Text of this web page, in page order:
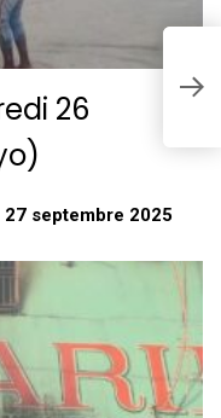
26
27 septembre 2025